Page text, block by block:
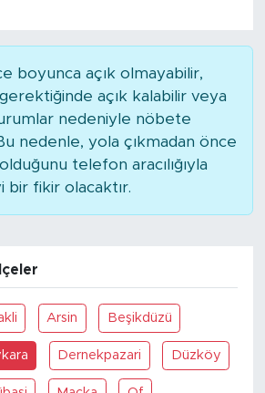
boyunca açık olmayabilir,
gerektiğinde açık kalabilir veya
nedeniyle nöbete
nedenle, yola çıkmadan önce
telefon aracılığıyla
fikir olacaktır.
Arsin Beşikdüzü
Dernekpazari Düzköy